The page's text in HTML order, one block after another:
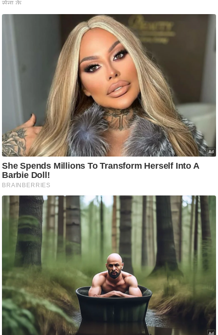
स
म
सा
म
यि
क
मा
भू
मि
भ
ए
म
.
आ